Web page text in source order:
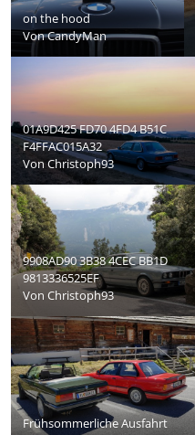
on the hood
VonCandyMan
01A9D425 FD70 4FD4 B51C
F4FFAC015A32
VonChristoph93
9908AD90 3B38 4CEC BB1D
9813336525EF
Von Christoph93
Frühsommerliche Ausfahrt